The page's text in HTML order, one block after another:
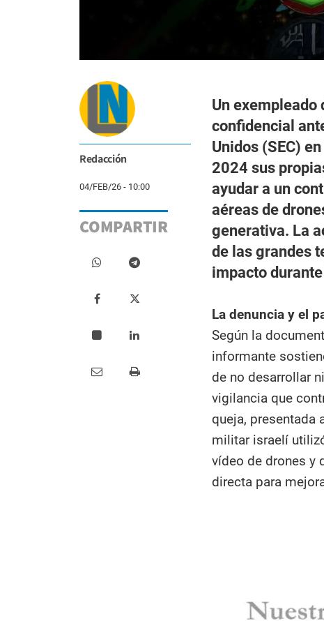
Redacción
04/FEB/26 - 10:00
COMPARTIR
Un exempleado
confidencial
Unidos (SEC)
2024 sus
ayudar a un
aéreas de
generativa. La
de las grandes
impacto
La denuncia y el
Según la
informante
de no desarrollar
vigilancia que
queja, presentada
militar israelí
vídeo de drones y
directa para